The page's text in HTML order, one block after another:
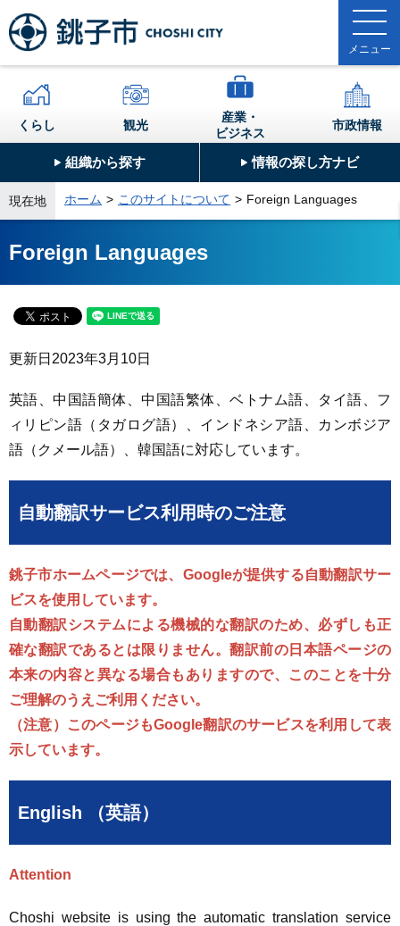
組織から探す 情報の探し方ナビ
くらし 観光
産業・
ビジネス
市政情報
現在地 ホーム このサイトについて Foreign Languages
Foreign Languages
更新日 2023年3月10日
英語、中国語簡体、中国語繁体、ベトナム語、タイ語、フ
ィリピン語（タガログ語）、インドネシア語、カンボジア
語（クメール語）、韓国語に対応しています。
自動翻訳サービス利用時のご注意
銚子市ホームページでは、Googleが提供する自動翻訳サー
ビスを使用しています。
自動翻訳システムによる機械的な翻訳のため、必ずしも正
確な翻訳であるとは限りません。翻訳前の日本語ページの
本来の内容と異なる場合もありますので、このことを十分
ご理解のうえご利用ください。
（注意）このページもGoogle翻訳のサービスを利用して表
示しています。
English （英語）
Attention
Choshi website is using the automatic translation service